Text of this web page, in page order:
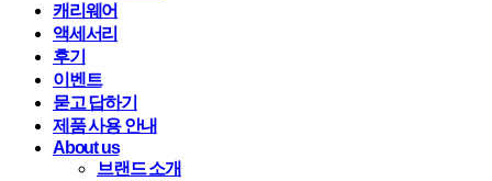
캐리웨어
액세서리
후기
이벤트
묻고 답하기
제품 사용 안내
About us
브랜드 소개